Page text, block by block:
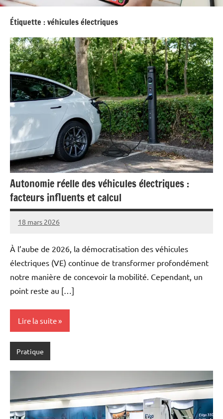
Étiquette :véhicules électriques
Autonomie réelle des véhicules électriques :
facteurs influents et calcul
18 mars 2026
Marise
Aucun
À l’aube de 2026, la démocratisation des véhicules
électriques (VE) continue de transformer profondément
notre manière de concevoir la mobilité. Cependant, un
point reste au […]
Lire la suite
Pratique